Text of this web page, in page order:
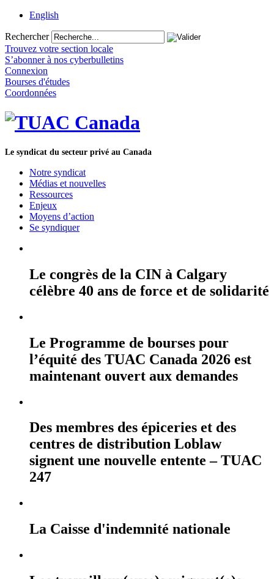
English
Rechercher
Trouvez votre section locale
S’abonner à nos cyberbulletins
Connexion
Bourses d'études
Coordonnées
Le syndicat du secteur privé au Canada
Notre syndicat
Médias et nouvelles
Ressources
Enjeux
Moyens d’action
Se syndiquer
Le congrès de la CIN à Calgary
célèbre 40 ans de force et de solidarité
Le Programme de bourses pour
l’équité des TUAC Canada 2026 est
maintenant ouvert aux demandes
Des membres des épiceries et des
centres de distribution Loblaw
signent une nouvelle entente – TUAC
247
La Caisse d'indemnité nationale